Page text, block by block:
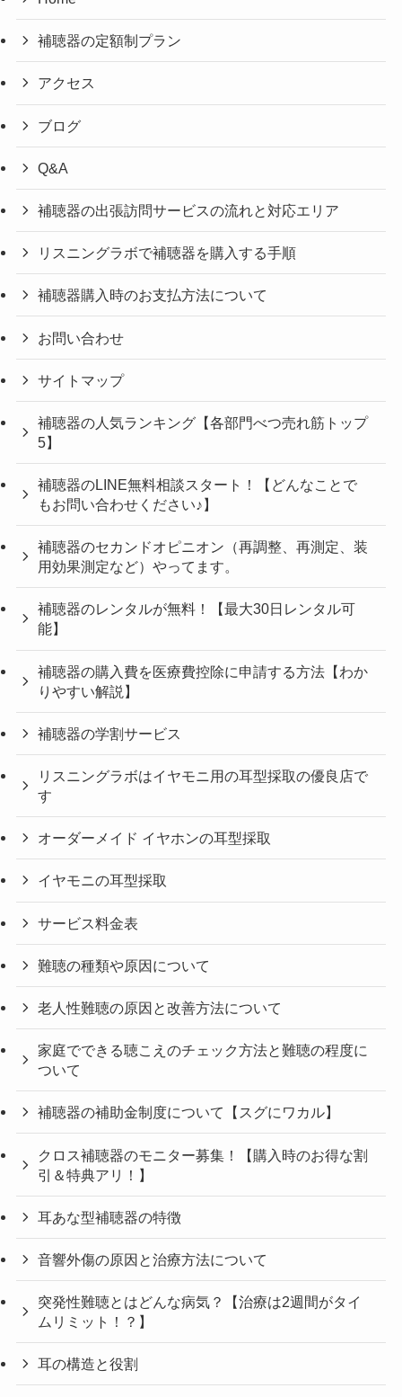
補聴器の定額制プラン
アクセス
ブログ
Q&A
補聴器の出張訪問サービスの流れと対応エリア
リスニングラボで補聴器を購入する手順
補聴器購入時のお支払方法について
お問い合わせ
サイトマップ
補聴器の人気ランキング【各部門べつ売れ筋トップ
5】
補聴器のLINE無料相談スタート！【どんなことで
もお問い合わせください♪】
補聴器のセカンドオピニオン（再調整、再測定、装
用効果測定など）やってます。
補聴器のレンタルが無料！【最大30日レンタル可
能】
補聴器の購入費を医療費控除に申請する方法【わか
りやすい解説】
補聴器の学割サービス
リスニングラボはイヤモニ用の耳型採取の優良店で
す
オーダーメイド イヤホンの耳型採取
イヤモニの耳型採取
サービス料金表
難聴の種類や原因について
老人性難聴の原因と改善方法について
家庭でできる聴こえのチェック方法と難聴の程度に
ついて
補聴器の補助金制度について【スグにワカル】
クロス補聴器のモニター募集！【購入時のお得な割
引＆特典アリ！】
耳あな型補聴器の特徴
音響外傷の原因と治療方法について
突発性難聴とはどんな病気？【治療は2週間がタイ
ムリミット！？】
耳の構造と役割